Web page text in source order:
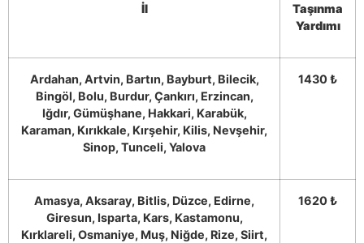
İl
Taşınma
Yardımı
Ardahan, Artvin, Bartın, Bayburt, Bilecik,
Bingöl, Bolu, Burdur, Çankırı, Erzincan,
Iğdır, Gümüşhane, Hakkari, Karabük,
Karaman, Kırıkkale, Kırşehir, Kilis, Nevşehir,
Sinop, Tunceli, Yalova
1430 ₺
Amasya, Aksaray, Bitlis, Düzce, Edirne,
Giresun, Isparta, Kars, Kastamonu,
Kırklareli, Osmaniye, Muş, Niğde, Rize, Siirt,
1620 ₺